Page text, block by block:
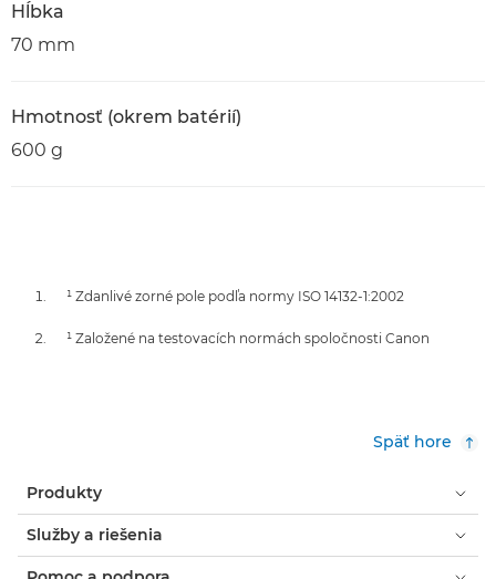
Hĺbka
70 mm
Hmotnosť (okrem batérií)
600 g
¹ Zdanlivé zorné pole podľa normy ISO 14132-1:2002
¹ Založené na testovacích normách spoločnosti Canon
Späť hore
Produkty
Služby a riešenia